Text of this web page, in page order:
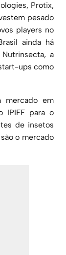
Protix,
pesado
players no
ainda há
a
ups como
em
IPIFF para o
de insetos
o mercado